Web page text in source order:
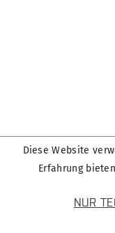
Diese Website
Erfahrung
NUR